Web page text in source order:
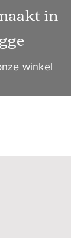
in
winkel